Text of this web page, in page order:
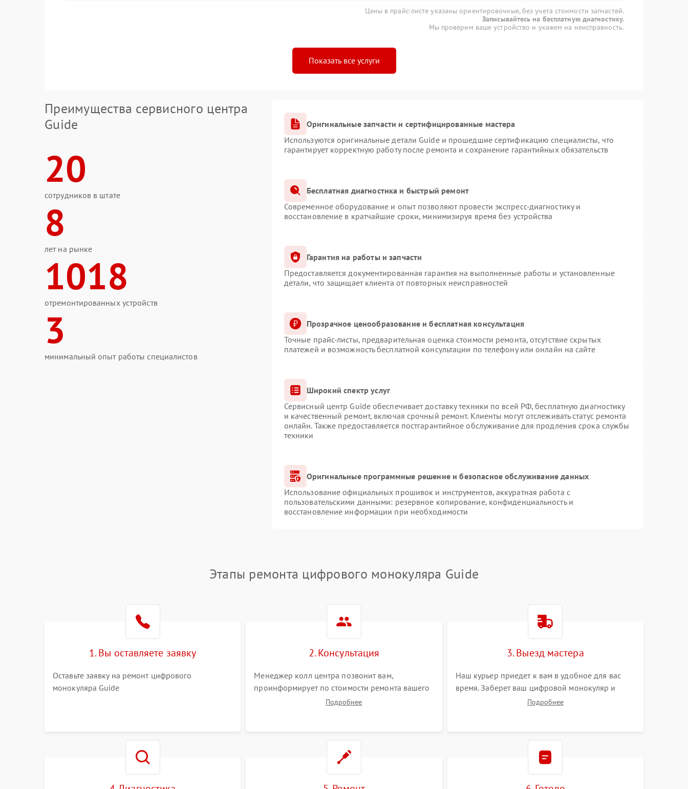
Цены в прайс-листе указаны ориентировочные, без учета стоимости запчастей.
Записывайтесь на бесплатную диагностику.
Мы проверим ваше устройство и укажем на неисправность.
Показать все услуги
Преимущества сервисного центра
Guide
20
сотрудников в штате
8
лет на рынке
1018
отремонтированных устройств
3
минимальный опыт работы специалистов
Оригинальные запчасти и сертифицированные мастера
Используются оригинальные детали Guide и прошедшие сертификацию специалисты, что
гарантирует корректную работу после ремонта и сохранение гарантийных обязательств
Бесплатная диагностика и быстрый ремонт
Современное оборудование и опыт позволяют провести экспресс-диагностику и
восстановление в кратчайшие сроки, минимизируя время без устройства
Гарантия на работы и запчасти
Предоставляется документированная гарантия на выполненные работы и установленные
детали, что защищает клиента от повторных неисправностей
Прозрачное ценообразование и бесплатная консультация
Точные прайс-листы, предварительная оценка стоимости ремонта, отсутствие скрытых
платежей и возможность бесплатной консультации по телефону или онлайн на сайте
Широкий спектр услуг
Сервисный центр Guide обеспечивает доставку техники по всей РФ, бесплатную диагностику
и качественный ремонт, включая срочный ремонт. Клиенты могут отслеживать статус ремонта
онлайн. Также предоставляется постгарантийное обслуживание для продления срока службы
техники
Оригинальные программные решение и безопасное обслуживание данных
Использование официальных прошивок и инструментов, аккуратная работа с
пользовательскими данными: резервное копирование, конфиденциальность и
восстановление информации при необходимости
Этапы ремонта цифрового монокуляра Guide
1. Вы оставляете заявку
Оставьте заявку на ремонт цифрового
монокуляра Guide
2. Консультация
Менеджер колл центра позвонит вам,
проинформирует по стоимости ремонта вашего
цифрового монокуляра а также ответит на все
Подробнее
3. Выезд мастера
Наш курьер приедет к вам в удобное для вас
время. Заберет ваш цифровой монокуляр и
привезет на склад для диагностики.
Подробнее